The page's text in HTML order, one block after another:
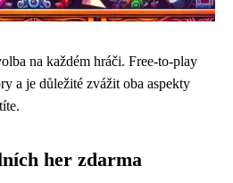
na každém hráči. Free-to-play
a je důležité zvážit oba aspekty
her zdarma